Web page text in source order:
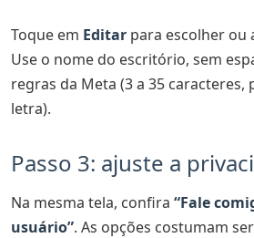
Toque em Editar para escolher ou
Use o nome do escritório, sem
regras da Meta (3 a 35 caracteres,
letra).
Passo 3: ajuste a
Na mesma tela, confira “Fale
usuário”. As opções costumam